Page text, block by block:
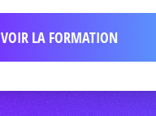
VOIR LA FORMATION